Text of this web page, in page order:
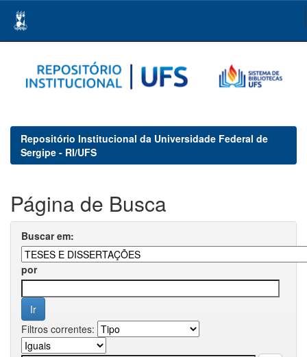
navigation
Repositório Institucional da Universidade Federal de
Sergipe - RI/UFS
Página de Busca
Buscar em:
por
Filtros correntes: